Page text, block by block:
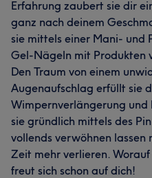
Erfahrung zaubert sie dir
ganz nach deinem
sie mittels einer Mani- und
Gel-Nägeln mit Produkten
Den Traum von einem
Augenaufschlag erfüllt sie
Wimpernverlängerung
sie gründlich mittels des
vollends verwöhnen lassen
Zeit mehr verlieren.
freut sich schon auf dich!